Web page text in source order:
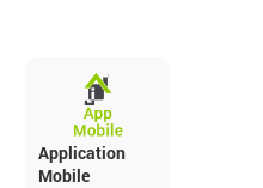
Application
Mobile